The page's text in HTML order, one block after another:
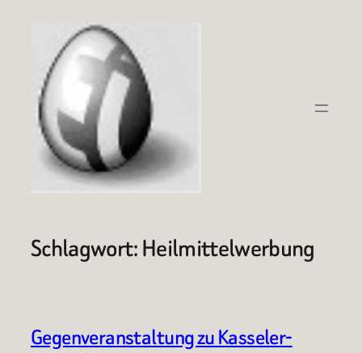
springen
Schlagwort:Heilmittelwerbung
Gegenveranstaltung zu Kasseler-